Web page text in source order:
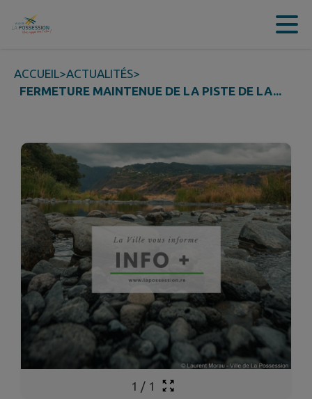
Contenu
ACCUEIL>ACTUALITÉS>
FERMETURE MAINTENUE DE LA PISTE DE LA...
1 / 1